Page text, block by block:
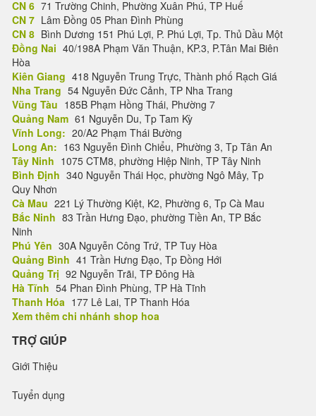
CN 6 71 Trường Chinh, Phường Xuân Phú, TP Huế
CN 7 Lâm Đồng 05 Phan Đình Phùng
CN 8 Bình Dương 151 Phú Lợi, P. Phú Lợi, Tp. Thủ Dầu Một
Đồng Nai 40/198A Phạm Văn Thuận, KP.3, P.Tân Mai Biên
Hòa
Kiên Giang 418 Nguyễn Trung Trực, Thành phố Rạch Giá
Nha Trang 54 Nguyễn Đức Cảnh, TP Nha Trang
Vũng Tàu 185B Phạm Hồng Thái, Phường 7
Quảng Nam 61 Nguyễn Du, Tp Tam Kỳ
Vĩnh Long: 20/A2 Phạm Thái Bường
Long An: 163 Nguyễn Đình Chiểu, Phường 3, Tp Tân An
Tây Ninh 1075 CTM8, phường Hiệp Ninh, TP Tây Ninh
Bình Định 340 Nguyễn Thái Học, phường Ngô Mây, Tp
Quy Nhơn
Cà Mau 221 Lý Thường Kiệt, K2, Phường 6, Tp Cà Mau
Bắc Ninh 83 Trần Hưng Đạo, phường Tiền An, TP Bắc
Ninh
Phú Yên 30A Nguyễn Công Trứ, TP Tuy Hòa
Quảng Bình 41 Trần Hưng Đạo, Tp Đồng Hới
Quảng Trị 92 Nguyễn Trãi, TP Đông Hà
Hà Tĩnh 54 Phan Đình Phùng, TP Hà Tĩnh
Thanh Hóa 177 Lê Lai, TP Thanh Hóa
Xem thêm chi nhánh shop hoa
TRỢ GIÚP
Giới Thiệu
Tuyển dụng